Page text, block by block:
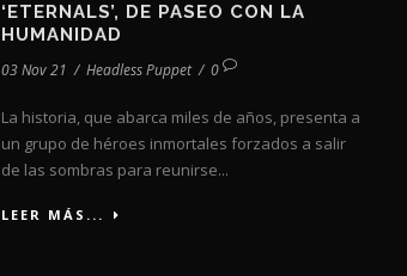
‘ETERNALS’, DE PASEO CON LA
HUMANIDAD
03 Nov 21 / Headless Puppet / 0
La historia, que abarca miles de años, presenta a
un grupo de héroes inmortales forzados a salir
de las sombras para reunirse...
LEER MÁS...